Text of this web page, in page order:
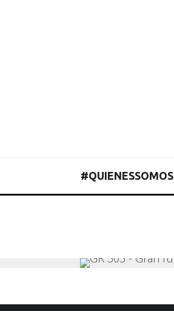
#QUIENESSOMOS